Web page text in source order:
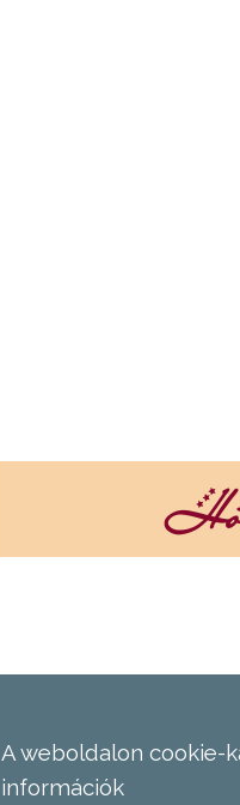
A weboldalon cookie-
információk